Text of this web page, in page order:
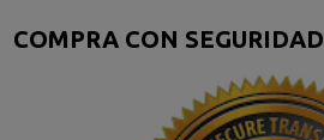
COMPRA CON SEGURIDAD